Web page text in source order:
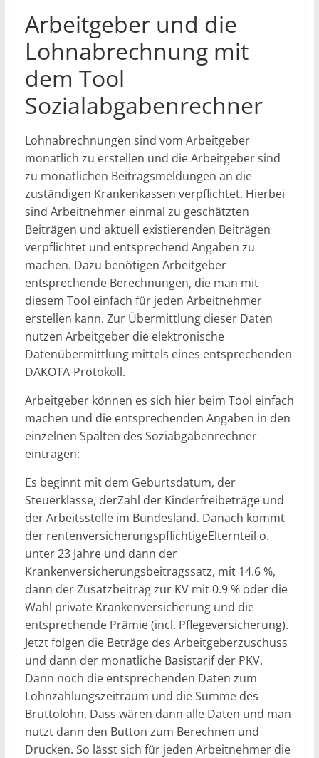
Arbeitgeber und die
Lohnabrechnung mit
dem Tool
Sozialabgabenrechner
Lohnabrechnungen sind vom Arbeitgeber
monatlich zu erstellen und die Arbeitgeber sind
zu monatlichen Beitragsmeldungen an die
zuständigen Krankenkassen verpflichtet. Hierbei
sind Arbeitnehmer einmal zu geschätzten
Beiträgen und aktuell existierenden Beiträgen
verpflichtet und entsprechend Angaben zu
machen. Dazu benötigen Arbeitgeber
entsprechende Berechnungen, die man mit
diesem Tool einfach für jeden Arbeitnehmer
erstellen kann. Zur Übermittlung dieser Daten
nutzen Arbeitgeber die elektronische
Datenübermittlung mittels eines entsprechenden
DAKOTA-Protokoll.
Arbeitgeber können es sich hier beim Tool einfach
machen und die entsprechenden Angaben in den
einzelnen Spalten des Soziabgabenrechner
eintragen:
Es beginnt mit dem Geburtsdatum, der
Steuerklasse, derZahl der Kinderfreibeträge und
der Arbeitsstelle im Bundesland. Danach kommt
der rentenversicherungspflichtigeElternteil o.
unter 23 Jahre und dann der
Krankenversicherungsbeitragssatz, mit 14.6 %,
dann der Zusatzbeiträg zur KV mit 0.9 % oder die
Wahl private Krankenversicherung und die
entsprechende Prämie (incl. Pflegeversicherung).
Jetzt folgen die Beträge des Arbeitgeberzuschuss
und dann der monatliche Basistarif der PKV.
Dann noch die entsprechenden Daten zum
Lohnzahlungszeitraum und die Summe des
Bruttolohn. Dass wären dann alle Daten und man
nutzt dann den Button zum Berechnen und
Drucken. So lässt sich für jeden Arbeitnehmer die